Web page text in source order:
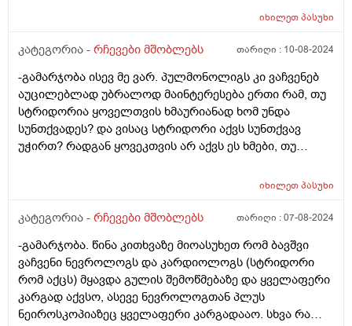
იხილეთპასუხი
კატეგორია - რჩევები მშობლებს თარიღი : 10-08-2024
-გამარჯობა ისევ მე ვარ. პულმონოლიგს კი ვაჩვენებ
აუცილებლად უბრალოდ მაინტერესება ერთი რამ, თუ
სტრიდორია ყოველთვის ხმაურიანად ხომ უნდა
სუნთქვადეს? და ვისაც სტრიდორი აქვს სუნთქვავ
უჭირთ? რადგან ყოვეკთვის არ აქვს ეს ხმები, თუ
ძალიან ეზნიქება ყელთან და გულმკერდთან.იხილეთპასუხი
კატეგორია - რჩევები მშობლებს თარიღი :07-08-2024
-გამარჯობა. წინა კითხვაზე მიოასუხეთ რომ ბავშვი
ვაჩვენი ნევროლოგს და კარდიოლოგს (სტრიდორი
რომ აქცს) მყავდა გულის შემოწმებაზე და ყველაფერი
კარგად აქვსო, ასევე ნევროლოგთან პლუს
ნეიროსკოპიაზეც ყველაფერი კარგადააო. სხვა რა